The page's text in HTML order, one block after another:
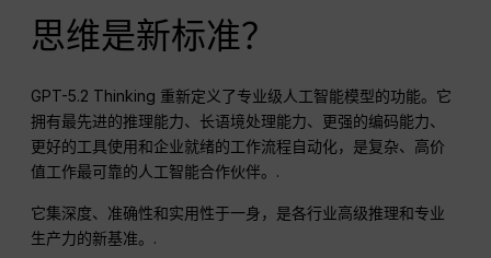
思维是新标准？
GPT-5.2 Thinking 重新定义了专业级人工智能模型的功能。它
拥有最先进的推理能力、长语境处理能力、更强的编码能力、
更好的工具使用和企业就绪的工作流程自动化，是复杂、高价
值工作最可靠的人工智能合作伙伴。.
它集深度、准确性和实用性于一身，是各行业高级推理和专业
生产力的新基准。.